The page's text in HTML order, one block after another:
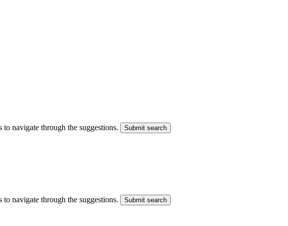
to navigate through the suggestions. Submit search
to navigate through the suggestions. Submit search